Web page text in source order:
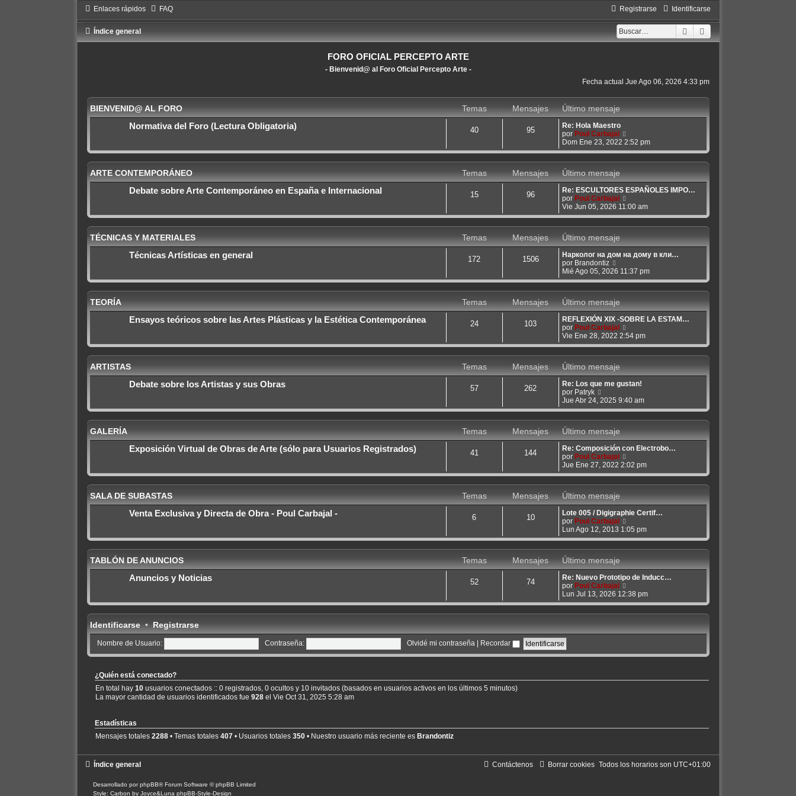
Enlaces rápidos FAQ Identificarse
Registrarse
Buscar
Índice general
FORO OFICIAL PERCEPTO ARTE
- Bienvenid@ al Foro Oficial Percepto Arte -
Fecha actual Jue Ago 06, 2026 4:33 pm
BIENVENID@ AL FORO Temas Mensajes
Último mensaje
Normativa del Foro (Lectura Obligatoria)
40 95
Re: Hola Maestro
por Poul Carbajal
e
r
t
i
m
m
e
n
a
j
e
Dom Ene 23, 2022 2:52 pm
ARTE CONTEMPORÁNEO Temas Mensajes
Último mensaje
Debate sobre Arte Contemporáneo en España e Internacional
15 96
Re: ESCULTORES ESPAÑOLES IMPO…
por Poul Carbajal
e
r
t
i
m
m
e
n
a
j
e
Vie Jun 05, 2026 11:00 am
TÉCNICAS Y MATERIALES Temas Mensajes
Último mensaje
Técnicas Artísticas en general
172 1506
Нарколог на дом на дому в кли…
por Brandontiz
e
r
t
i
m
o
m
e
n
a
j
e
Mié Ago 05, 2026 11:37 pm
TEORÍA Temas Mensajes
Último mensaje
Ensayos teóricos sobre las Artes Plásticas y la Estética Contemporánea
24 103
REFLEXIÓN XIX -SOBRE LA ESTAM…
por Poul Carbajal
e
r
t
i
m
m
e
n
a
j
e
Vie Ene 28, 2022 2:54 pm
ARTISTAS Temas Mensajes
Último mensaje
Debate sobre los Artistas y sus Obras
57 262
Re: Los que me gustan!
por Patryk
e
r
t
i
m
o
m
e
n
a
j
e
Jue Abr 24, 2025 9:40 am
GALERÍA Temas Mensajes
Último mensaje
Exposición Virtual de Obras de Arte (sólo para Usuarios Registrados)
41 144
Re: Composición con Electrobo…
por Poul Carbajal
e
r
t
i
m
m
e
n
a
j
e
Jue Ene 27, 2022 2:02 pm
SALA DE SUBASTAS Temas Mensajes
Último mensaje
Venta Exclusiva y Directa de Obra - Poul Carbajal -
6 10
Lote 005 / Digigraphie Certif…
por Poul Carbajal
e
r
t
i
m
m
e
n
a
j
Lun Ago 12, 2013 1:05 pm
TABLÓN DE ANUNCIOS Temas Mensajes
Último mensaje
Anuncios y Noticias
52 74
Re: Nuevo Prototipo de Inducc…
por Poul Carbajal
e
r
t
i
Lun Jul 13, 2026 12:38 pm
Identificarse• Registrarse
Nombre de Usuario: Contraseña: Olvidé mi contraseña Recordar
¿Quién está conectado?
En total hay 10usuarios conectados :: 0 registrados, 0 ocultos y 10 invitados (basados en usuarios activos en los últimos 5 minutos)
La mayor cantidad de usuarios identificados fue 928el Vie Oct 31, 2025 5:28 am
Estadísticas
Mensajes totales 2288• Temas totales 407• Usuarios totales 350• Nuestro usuario más reciente es Brandontiz
Índice general Todos los horarios son UTC+01:00
Borrar cookies
Contáctenos
Desarrollado porphpBB® Forum Software © phpBB Limited
Style: Carbon by Joyce&Luna phpBB-Style-Design